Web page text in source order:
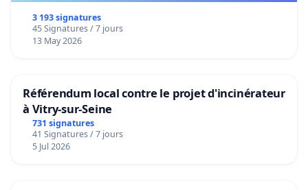
3 193 signatures
45 Signatures / 7 jours
13 May 2026
Référendum local contre le projet d'incinérateur
à Vitry-sur-Seine
731 signatures
41 Signatures / 7 jours
5 Jul 2026